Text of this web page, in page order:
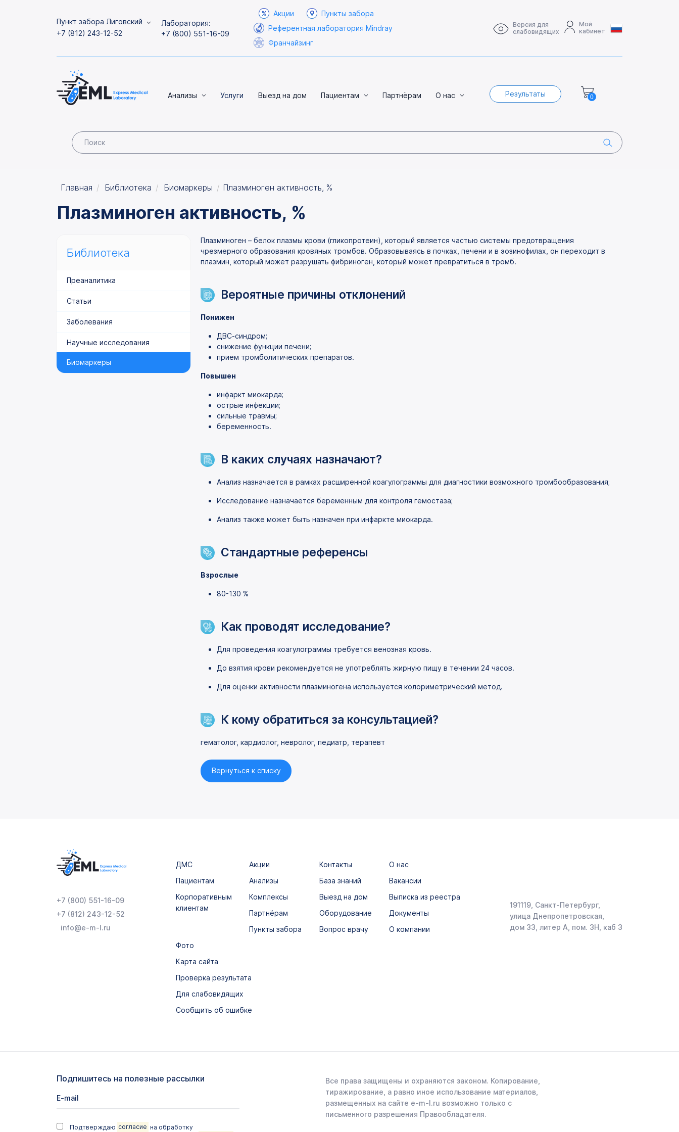
Пункт забора Лиговский
+7 (812) 243-12-52
Лаборатория:
+7 (800) 551-16-09
Акции
Пункты забора
Референтная лаборатория Mindray
Франчайзинг
Версия для
слабовидящих
Мой
кабинет
Анализы Услуги Выезд на дом Пациентам Партнёрам О нас Результаты 0
Главная Библиотека Биомаркеры Плазминоген активность, %
Плазминоген активность, %
Плазминоген – белок плазмы крови (гликопротеин), который является частью системы предотвращения
чрезмерного образования кровяных тромбов. Образовываясь в почках, печени и в эозинофилах, он переходит в
плазмин, который может разрушать фибриноген, который может превратиться в тромб.
Вероятные причины отклонений
Понижен
ДВС-синдром;
снижение функции печени;
прием тромболитических препаратов.
Повышен
инфаркт миокарда;
острые инфекции;
сильные травмы;
беременность.
В каких случаях назначают?
Анализ назначается в рамках расширенной коагулограммы для диагностики возможного тромбообразования;
Исследование назначается беременным для контроля гемостаза;
Анализ также может быть назначен при инфаркте миокарда.
Стандартные референсы
Взрослые
80-130 %
Как проводят исследование?
Для проведения коагулограммы требуется венозная кровь.
До взятия крови рекомендуется не употреблять жирную пищу в течении 24 часов.
Для оценки активности плазминогена используется колориметрический метод.
К кому обратиться за консультацией?
гематолог, кардиолог, невролог, педиатр, терапевт
Вернуться к списку
Библиотека
Преаналитика
Статьи
Заболевания
Научные исследования
Биомаркеры
+7 (800) 551-16-09
+7 (812) 243-12-52
info@e-m-l.ru
ДМС
Пациентам
Корпоративным
клиентам
Акции
Анализы
Комплексы
Партнёрам
Пункты забора
Контакты
База знаний
Выезд на дом
Оборудование
Вопрос врачу
О нас
Вакансии
Выписка из реестра
Документы
О компании
Фото
Карта сайта
Проверка результата
Для слабовидящих
Сообщить об ошибке
191119, Санкт-Петербург,
улица Днепропетровская,
дом 33, литер А, пом. 3Н, каб 3
Подпишитесь на полезные рассылки
Подтверждаю согласие на обработку
Все права защищены и охраняются законом. Копирование,
тиражирование, а равно иное использование материалов,
размещенных на сайте e-m-l.ru возможно только с
письменного разрешения Правообладателя.